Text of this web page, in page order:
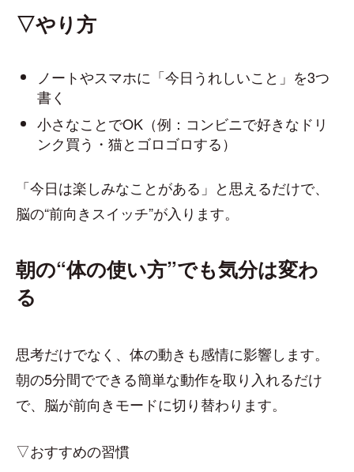
▽やり方
ノートやスマホに「今日うれしいこと」を3つ
書く
小さなことでOK（例：コンビニで好きなドリ
ンク買う・猫とゴロゴロする）
「今日は楽しみなことがある」と思えるだけで、
脳の“前向きスイッチ”が入ります。
朝の“体の使い方”でも気分は変わ
る
思考だけでなく、体の動きも感情に影響します。
朝の5分間でできる簡単な動作を取り入れるだけ
で、脳が前向きモードに切り替わります。
▽おすすめの習慣